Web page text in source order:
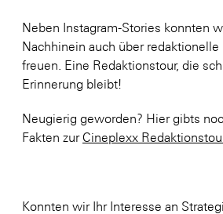
Neben Instagram-Stories konnten
Nachhinein auch über
freuen. Eine Redaktionstour, die
Erinnerung bleibt!
Neugierig geworden? Hier gibts
Fakten zurCineplexx
Konnten wir Ihr Interesse an